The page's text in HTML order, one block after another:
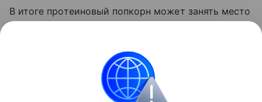
В итоге протеиновый попкорн может занять место
тренировки, но и для работы, дороги, просмотра
фильма или быстрогоперекуса